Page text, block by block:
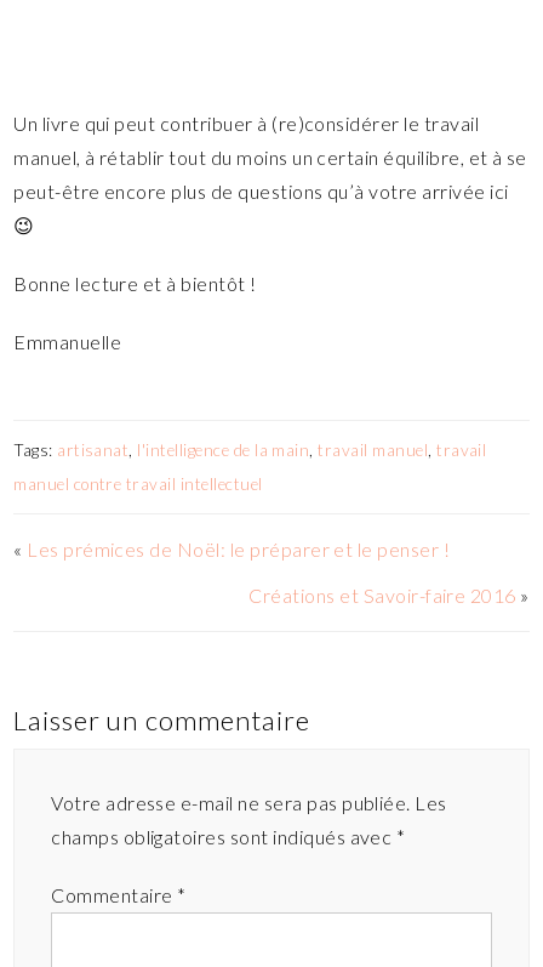
Un livre qui peut contribuer à (re)considérer le travail
manuel, à rétablir tout du moins un certain équilibre, et à se
peut-être encore plus de questions qu’à votre arrivée ici
😉
Bonne lecture et à bientôt !
Emmanuelle
Tags: artisanat l'intelligence de la main ,travail manuel ,travail
manuel contre travail intellectuel
« Les prémices de Noël: le préparer et le penser !
Créations et Savoir-faire 2016 »
Laisser un commentaire
Votre adresse e-mail ne sera pas publiée. Les
champs obligatoires sont indiqués avec *
Commentaire *